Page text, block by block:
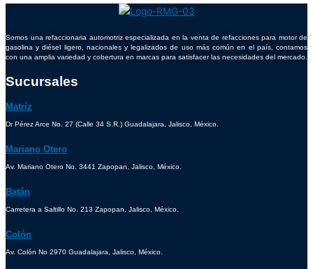
Somos una refaccionaria automotriz especializada en la venta de refacciones para motor de
gasolina y diésel ligero, nacionales y legalizados de uso más común en el país, contamos
con una amplia variedad y cobertura en marcas para satisfacer las necesidades del mercado.
Sucursales
Matríz
Dr Pérez Arce No. 27 (Calle 34 S.R.) Guadalajara, Jalisco, México.
Mariano Otero
Av. Mariano Otero No. 3441 Zapopan, Jalisco, México.
Batán
Carretera a Saltillo No. 213 Zapopan, Jalisco, México.
Colón
Av. Colón No 2970 Guadalajara, Jalisco, México.